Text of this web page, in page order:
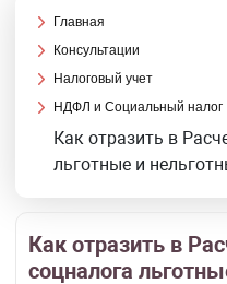
Главная
Консультации
Налоговый учет
НДФЛ и Социальный налог
Как отразить в
льготные и
Как отразить в
соцналога